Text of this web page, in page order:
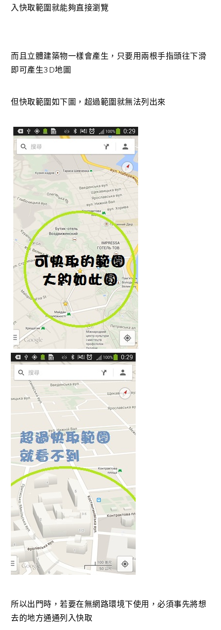
入快取範圍就能夠直接瀏覽
而且立體建築物一樣會產生，只要用兩根手指頭往下滑
即可產生3D地圖
但快取範圍如下圖，超過範圍就無法列出來
所以出門時，若要在無網路環境下使用，必須事先將想
去的地方通通列入快取